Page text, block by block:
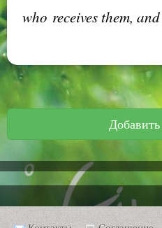
who receives them,